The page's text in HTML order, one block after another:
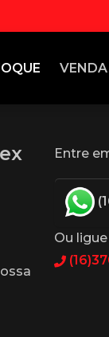
VENDA
Entre
Ou